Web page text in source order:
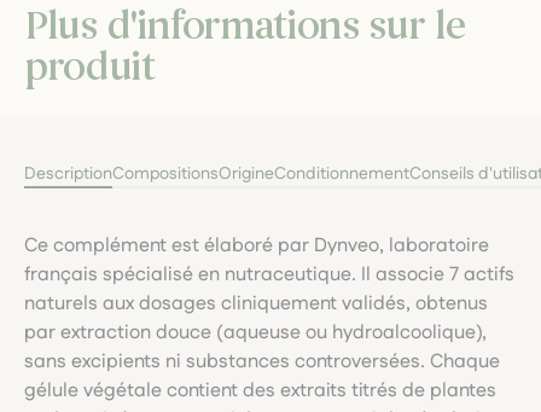
Plus d'informations sur le
produit
DescriptionCompositionsOrigineConditionnementConseils
Ce complément est élaboré par Dynveo, laboratoire
français spécialisé en nutraceutique. Il associe 7 actifs
naturels aux dosages cliniquement validés, obtenus
par extraction douce (aqueuse ou hydroalcoolique),
sans excipients ni substances controversées. Chaque
gélule végétale contient des extraits titrés de plantes